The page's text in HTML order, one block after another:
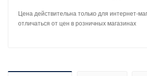
Цена действительна только для интернет-
отличаться от цен в розничных магазинах